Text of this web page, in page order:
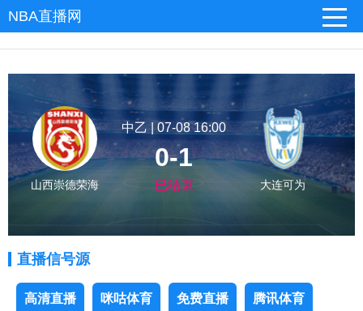
NBA直播网
山西崇德荣海
中乙 | 07-08 16:00
0-1
已结束 大连可为
直播信号源
高清直播 咪咕体育 免费直播 腾讯体育